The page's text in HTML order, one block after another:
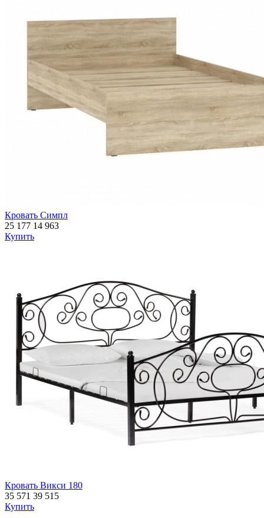
Кровать Симпл
25 177 14 963
Купить
Кровать Викси 180
35 571 39 515
Купить